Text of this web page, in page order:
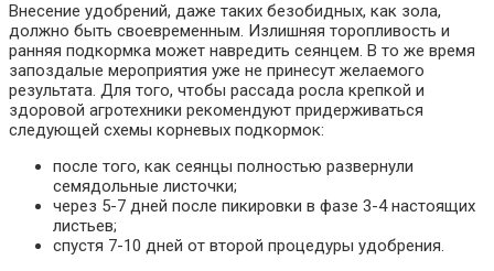
Внесение удобрений, даже таких безобидных, как зола,
должно быть своевременным. Излишняя торопливость и
ранняя подкормка может навредить сеянцем. В то же время
запоздалые мероприятия уже не принесут желаемого
результата. Для того, чтобы рассада росла крепкой и
здоровой агротехники рекомендуют придерживаться
следующей схемы корневых подкормок:
после того, как сеянцы полностью развернули
семядольные листочки;
через 5-7 дней после пикировки в фазе 3-4 настоящих
листьев;
спустя 7-10 дней от второй процедуры удобрения.